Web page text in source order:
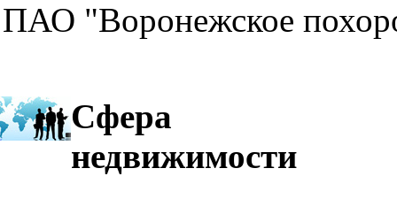
ПАО "Воронежское
Сфера
недвижимости